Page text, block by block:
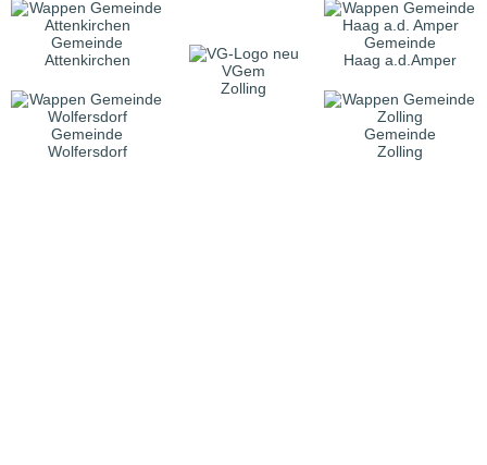
Gemeinde
Attenkirchen
VGem
Zolling
Gemeinde
Haag a.d.Amper
Gemeinde
Wolfersdorf
Gemeinde
Zolling